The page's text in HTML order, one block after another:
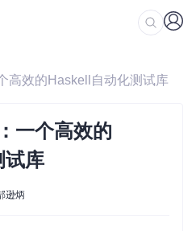
高效的Haskell自动化测试库
一个高效的
试库
逊炳